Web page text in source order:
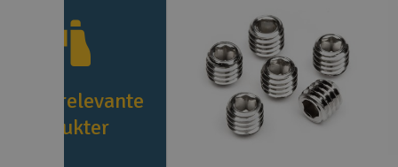
flere relevante
produkter